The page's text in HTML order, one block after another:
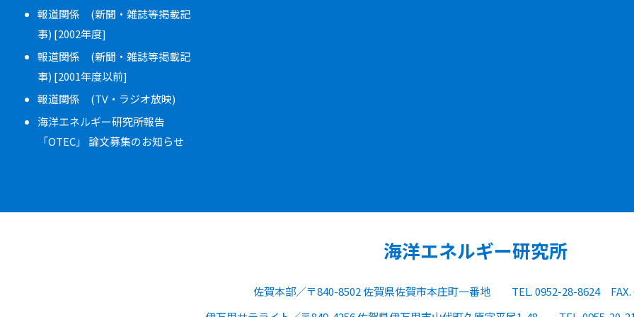
報道関係 (新聞・雑誌等掲載記
事) [2002年度]
報道関係 (新聞・雑誌等掲載記
事) [2001年度以前]
報道関係 (TV・ラジオ放映)
海洋エネルギー研究所報告
「OTEC」 論文募集のお知らせ
海洋エネルギー研究所
佐賀本部 〒840-8502 佐賀県佐賀市本庄町一番地 TEL. 0952-28-8624